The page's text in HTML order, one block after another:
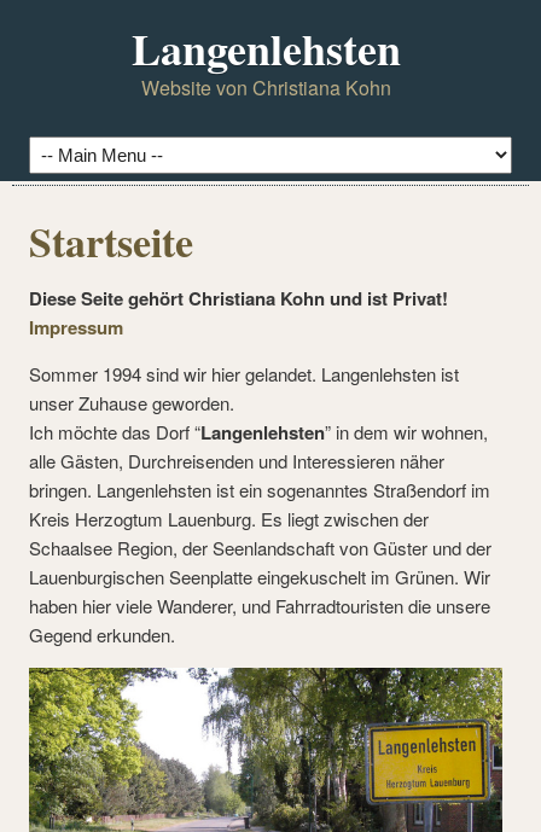
Langenlehsten
Website von Christiana Kohn
Startseite
Diese Seite gehört Christiana Kohn und ist Privat!
Impressum
Sommer 1994 sind wir hier gelandet. Langenlehsten ist
unser Zuhause geworden.
Ich möchte das Dorf “Langenlehsten” in dem wir wohnen,
alle Gästen, Durchreisenden und Interessieren näher
bringen. Langenlehsten ist ein sogenanntes Straßendorf im
Kreis Herzogtum Lauenburg. Es liegt zwischen der
Schaalsee Region, der Seenlandschaft von Güster und der
Lauenburgischen Seenplatte eingekuschelt im Grünen. Wir
haben hier viele Wanderer, und Fahrradtouristen die unsere
Gegend erkunden.